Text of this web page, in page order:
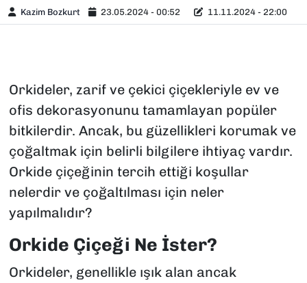
Kazim Bozkurt 23.05.2024 - 00:52 11.11.2024 - 22:00
Orkideler, zarif ve çekici çiçekleriyle ev ve
ofis dekorasyonunu tamamlayan popüler
bitkilerdir. Ancak, bu güzellikleri korumak ve
çoğaltmak için belirli bilgilere ihtiyaç vardır.
Orkide çiçeğinin tercih ettiği koşullar
nelerdir ve çoğaltılması için neler
yapılmalıdır?
Orkide Çiçeği Ne İster?
Orkideler, genellikle ışık alan ancak